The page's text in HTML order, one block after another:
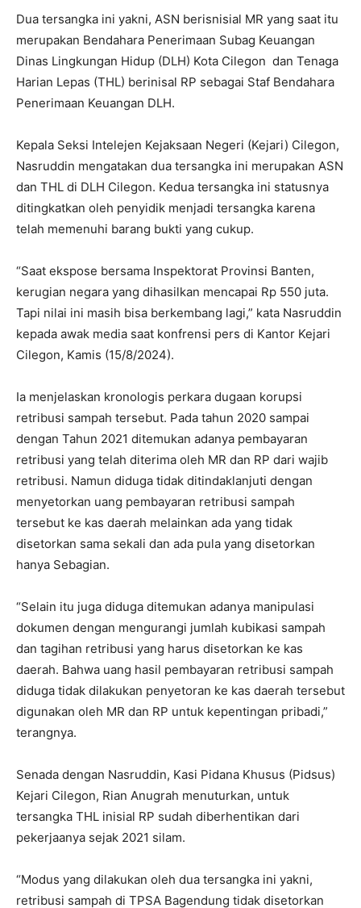
Dua tersangka ini yakni, ASN berisnisial MR yang saat itu
merupakan Bendahara Penerimaan Subag Keuangan
Dinas Lingkungan Hidup (DLH) Kota Cilegon dan Tenaga
Harian Lepas (THL) berinisal RP sebagai Staf Bendahara
Penerimaan Keuangan DLH.
Kepala Seksi Intelejen Kejaksaan Negeri (Kejari) Cilegon,
Nasruddin mengatakan dua tersangka ini merupakan ASN
dan THL di DLH Cilegon. Kedua tersangka ini statusnya
ditingkatkan oleh penyidik menjadi tersangka karena
telah memenuhi barang bukti yang cukup.
“Saat ekspose bersama Inspektorat Provinsi Banten,
kerugian negara yang dihasilkan mencapai Rp 550 juta.
Tapi nilai ini masih bisa berkembang lagi,” kata Nasruddin
kepada awak media saat konfrensi pers di Kantor Kejari
Cilegon, Kamis (15/8/2024).
Ia menjelaskan kronologis perkara dugaan korupsi
retribusi sampah tersebut. Pada tahun 2020 sampai
dengan Tahun 2021 ditemukan adanya pembayaran
retribusi yang telah diterima oleh MR dan RP dari wajib
retribusi. Namun diduga tidak ditindaklanjuti dengan
menyetorkan uang pembayaran retribusi sampah
tersebut ke kas daerah melainkan ada yang tidak
disetorkan sama sekali dan ada pula yang disetorkan
hanya Sebagian.
“Selain itu juga diduga ditemukan adanya manipulasi
dokumen dengan mengurangi jumlah kubikasi sampah
dan tagihan retribusi yang harus disetorkan ke kas
daerah. Bahwa uang hasil pembayaran retribusi sampah
diduga tidak dilakukan penyetoran ke kas daerah tersebut
digunakan oleh MR dan RP untuk kepentingan pribadi,”
terangnya.
Senada dengan Nasruddin, Kasi Pidana Khusus (Pidsus)
Kejari Cilegon, Rian Anugrah menuturkan, untuk
tersangka THL inisial RP sudah diberhentikan dari
pekerjaanya sejak 2021 silam.
“Modus yang dilakukan oleh dua tersangka ini yakni,
retribusi sampah di TPSA Bagendung tidak disetorkan